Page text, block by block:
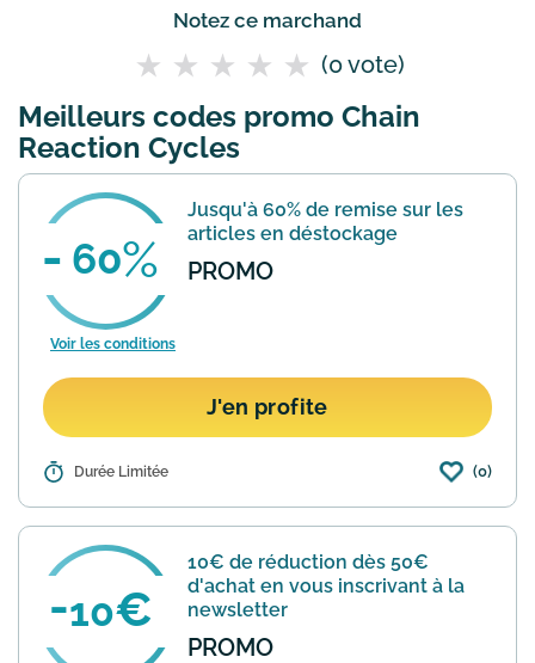
recherchent un nouveau vélo ou des composants
pleinement de leurs sorties. Comment utiliser un code
Notez ce marchand
(0 vote)
Meilleurs codes promo Chain
Reaction Cycles
60
Jusqu'à 60% de remise sur les
articles en déstockage
PROMO
Voir les conditions
J'en profite
Détails : Dans sa section déstockage CRC vous
sur de nombreux articles de cyclisme,
course à pieds ou natation. Une section
à visiter régulièr...En savoir plus
Durée Limitée (0)
10
10€ de réduction dès 50€
d'achat en vous inscrivant à la
newsletter
PROMO